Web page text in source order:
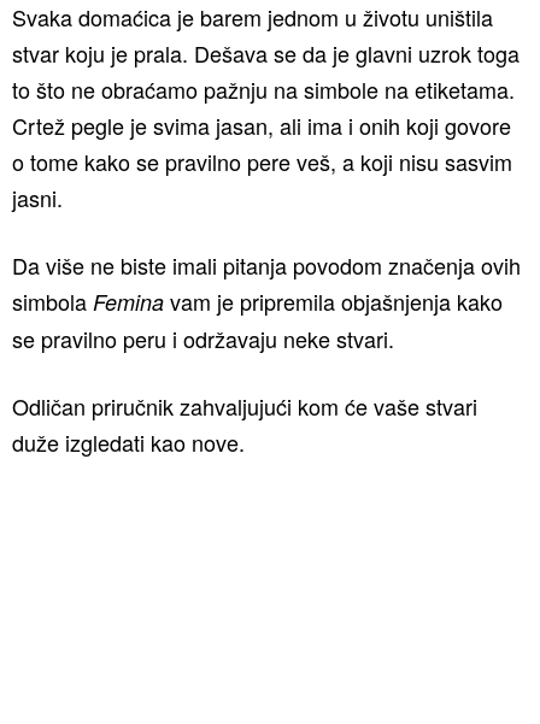
Svaka domaćica je barem jednom u životu uništila
stvar koju je prala. Dešava se da je glavni uzrok toga
to što ne obraćamo pažnju na simbole na etiketama.
Crtež pegle je svima jasan, ali ima i onih koji govore
o tome kako se pravilno pere veš, a koji nisu sasvim
jasni.
Da više ne biste imali pitanja povodom značenja ovih
simbola Femina vam je pripremila objašnjenja kako
se pravilno peru i održavaju neke stvari.
Odličan priručnik zahvaljujući kom će vaše stvari
duže izgledati kao nove.